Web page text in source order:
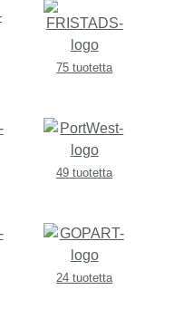
75 tuotetta
49 tuotetta
24 tuotetta